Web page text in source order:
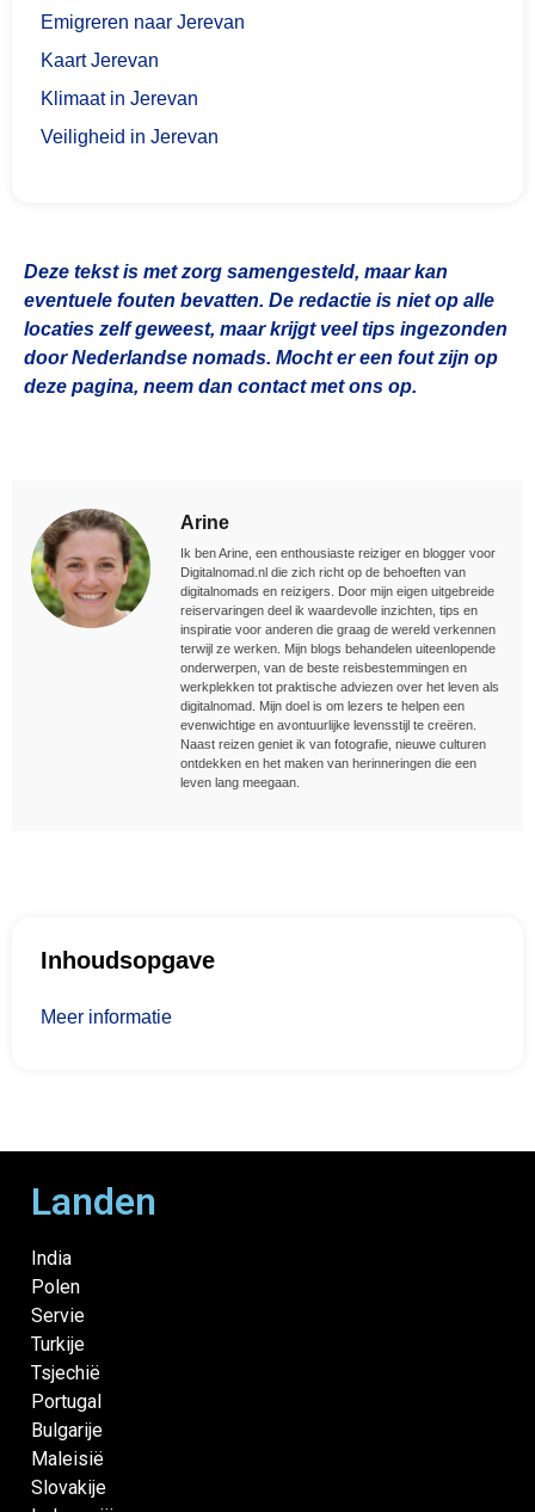
Emigreren naar Jerevan
Kaart Jerevan
Klimaat in Jerevan
Veiligheid in Jerevan
Deze tekst is met zorg samengesteld, maar kan
eventuele fouten bevatten. De redactie is niet op alle
locaties zelf geweest, maar krijgt veel tips ingezonden
door Nederlandse nomads. Mocht er een fout zijn op
deze pagina, neem dan contact met ons op.
Arine
Ik ben Arine, een enthousiaste reiziger en blogger voor
Digitalnomad.nl die zich richt op de behoeften van
digitalnomads en reizigers. Door mijn eigen uitgebreide
reiservaringen deel ik waardevolle inzichten, tips en
inspiratie voor anderen die graag de wereld verkennen
terwijl ze werken. Mijn blogs behandelen uiteenlopende
onderwerpen, van de beste reisbestemmingen en
werkplekken tot praktische adviezen over het leven als
digitalnomad. Mijn doel is om lezers te helpen een
evenwichtige en avontuurlijke levensstijl te creëren.
Naast reizen geniet ik van fotografie, nieuwe culturen
ontdekken en het maken van herinneringen die een
leven lang meegaan.
Inhoudsopgave
Meer informatie
Landen
India
Polen
Servie
Turkije
Tsjechië
Portugal
Bulgarije
Maleisië
Slovakije